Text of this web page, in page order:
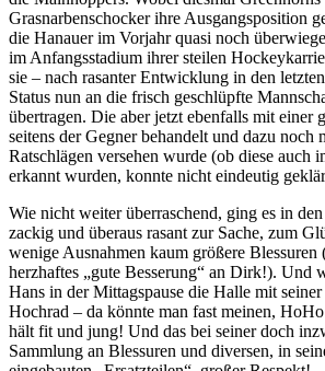
Grasnarbenschocker ihre Ausgangsposition
die Hanauer im Vorjahr quasi noch
im Anfangsstadium ihrer steilen
sie – nach rasanter Entwicklung in den
Status nun an die frisch geschlüpfte
übertragen. Die aber jetzt ebenfalls mit einer
seitens der Gegner behandelt und dazu noch
Ratschlägen versehen wurde (ob diese auch
erkannt wurden, konnte nicht eindeutig
Wie nicht weiter überraschend, ging es in
zackig und überaus rasant zur Sache, zum
wenige Ausnahmen kaum größere Blessuren
herzhaftes „gute Besserung“ an Dirk!). Und
Hans in der Mittagspause die Halle mit
Hochrad – da könnte man fast meinen,
hält fit und jung! Und das bei seiner doch
Sammlung an Blessuren und diversen, in